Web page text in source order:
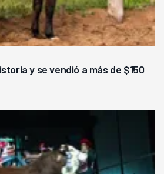
y se vendió a más de $150